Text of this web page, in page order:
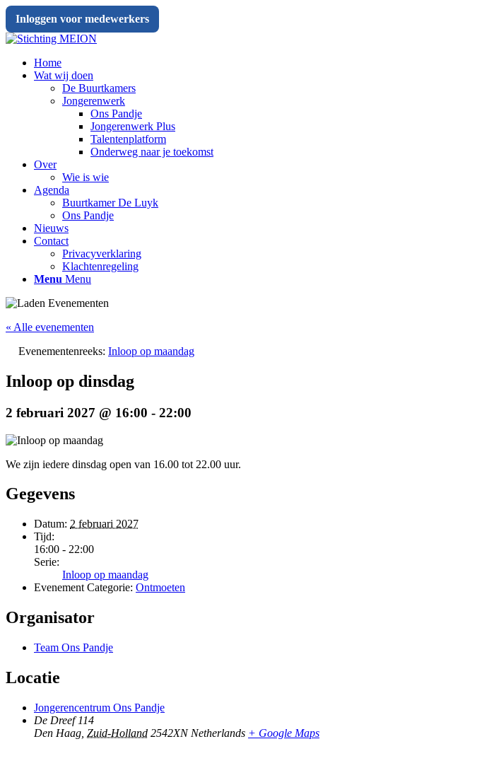
Inloggen voor medewerkers
Home
Wat wij doen
De Buurtkamers
Jongerenwerk
Ons Pandje
Jongerenwerk Plus
Talentenplatform
Onderweg naar je toekomst
Over
Wie is wie
Agenda
Buurtkamer De Luyk
Ons Pandje
Nieuws
Contact
Privacyverklaring
Klachtenregeling
Menu Menu
« Alle evenementen
Evenementenreeks: Inloop op maandag
Inloop op dinsdag
2 februari 2027 @ 16:00 - 22:00
We zijn iedere dinsdag open van 16.00 tot 22.00 uur.
Gegevens
Datum: 2 februari 2027
Tijd:
16:00 - 22:00
Serie:
Inloop op maandag
Evenement Categorie: Ontmoeten
Organisator
Team Ons Pandje
Locatie
Jongerencentrum Ons Pandje
De Dreef 114
Den Haag Zuid-Holland 2542XN Netherlands + Google Maps